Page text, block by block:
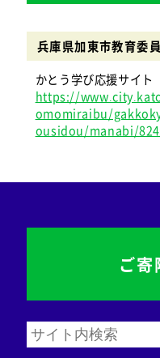
兵庫県加東市教育委
かとう学び応援サイト
https://
omomiraibu/
ousidou/manabi/
ご寄